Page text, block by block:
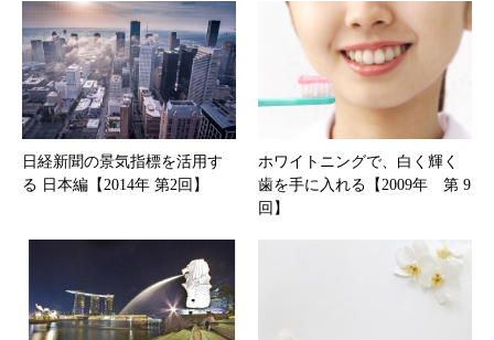
日経新聞の景気指標を活用す
る 日本編【2014年 第2回】
ホワイトニングで、白く輝く
歯を手に入れる【2009年 第 9
回】